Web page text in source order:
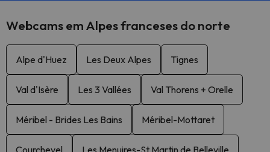
Webcams em Alpes franceses do norte
Alpe d'Huez Les Deux Alpes Tignes
Val d'Isère Les 3 Vallées Val Thorens + Orelle
Méribel - Brides Les Bains Méribel-Mottaret
Courchevel Les Menuires-St Martin de Belleville